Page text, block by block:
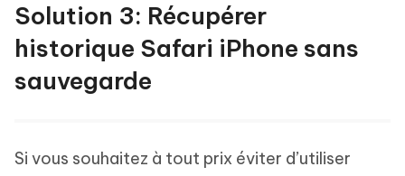
Solution 3: Récupérer
historique Safari iPhone sans
sauvegarde
Si vous souhaitez à tout prix éviter d’utiliser